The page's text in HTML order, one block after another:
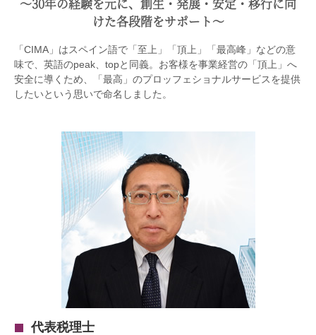
〜30年の経験を元に、創生・発展・安定・移行に向
けた各段階をサポート〜
「CIMA」はスペイン語で「至上」「頂上」「最高峰」などの意
味で、英語のpeak、topと同義。お客様を事業経営の「頂上」へ
安全に導くため、「最高」のプロッフェショナルサービスを提供
したいという思いで命名しました。
代表税理士